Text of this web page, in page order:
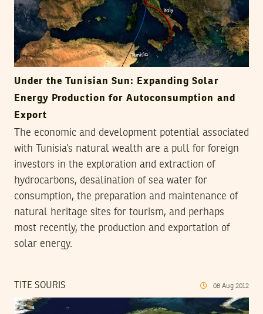
Under the Tunisian Sun: Expanding Solar
Energy Production for Autoconsumption and
Export
The economic and development potential associated
with Tunisia’s natural wealth are a pull for foreign
investors in the exploration and extraction of
hydrocarbons, desalination of sea water for
consumption, the preparation and maintenance of
natural heritage sites for tourism, and perhaps
most recently, the production and exportation of
solar energy.
TITE SOURIS 08 Aug 2012